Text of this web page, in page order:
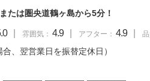
は圏央道鶴ヶ島から5分！
雰囲気： 4.9 アフター： 4.9
、翌営業日を振替定休日）